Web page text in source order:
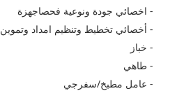
- اخصائي جودة ونوعية فحص​اجهزة
- أخصائي تخطيط وتنظيم امداد وتموين
- خباز
- طاهي
- عامل مطبخ/سفرجي